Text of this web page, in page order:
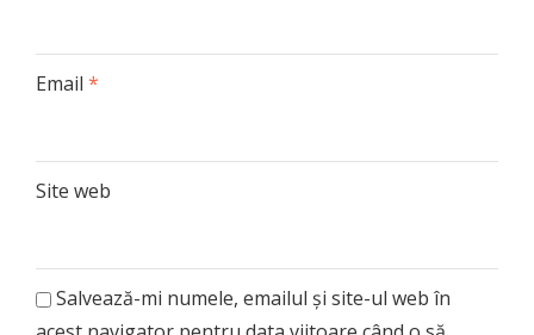
Email *
Site web
Salvează-mi numele, emailul și site-ul web în